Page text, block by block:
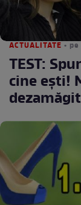
ACTUALITATE •
TEST:
cine ești!